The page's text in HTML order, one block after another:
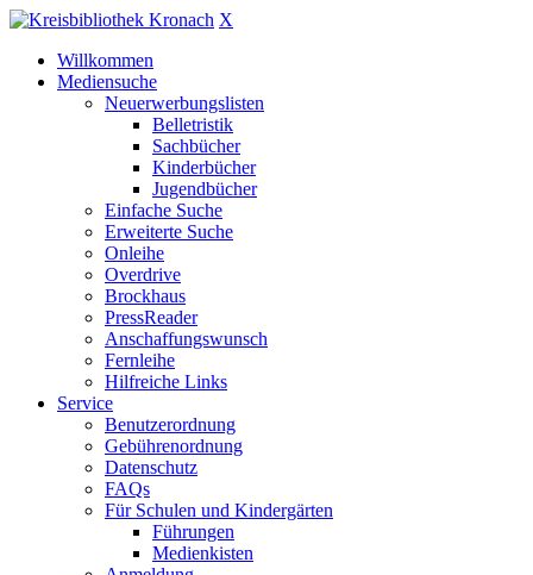
X
Willkommen
Mediensuche
Neuerwerbungslisten
Belletristik
Sachbücher
Kinderbücher
Jugendbücher
Einfache Suche
Erweiterte Suche
Onleihe
Overdrive
Brockhaus
PressReader
Anschaffungswunsch
Fernleihe
Hilfreiche Links
Service
Benutzerordnung
Gebührenordnung
Datenschutz
FAQs
Für Schulen und Kindergärten
Führungen
Medienkisten